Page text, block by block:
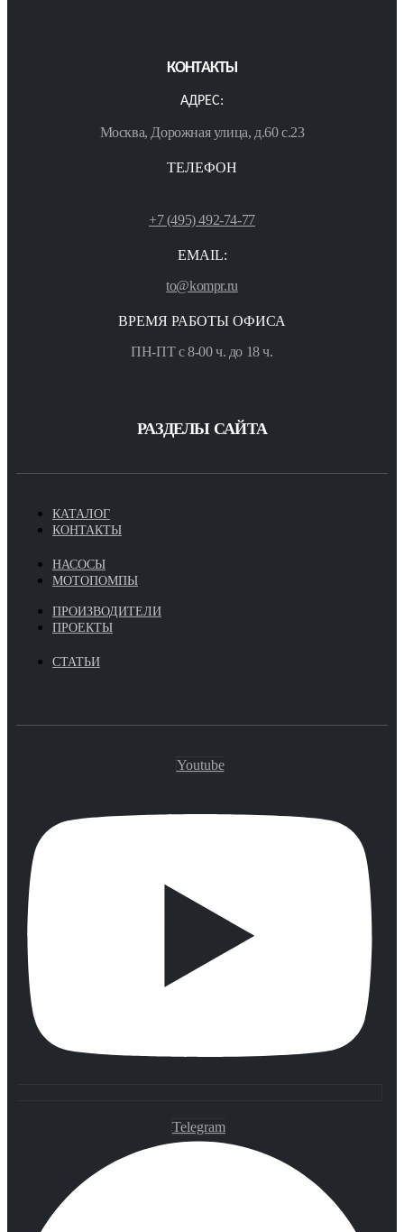
КОНТАКТЫ
АДРЕС:
Москва, Дорожная улица, д.60 с.23
ТЕЛЕФОН
+7 (495) 492-74-77
EMAIL:
to@kompr.ru
ВРЕМЯ РАБОТЫ ОФИСА
ПН-ПТ с 8-00 ч. до 18 ч.
РАЗДЕЛЫ САЙТА
КАТАЛОГ
КОНТАКТЫ
НАСОСЫ
МОТОПОМПЫ
ПРОИЗВОДИТЕЛИ
ПРОЕКТЫ
СТАТЬИ
Youtube
Telegram